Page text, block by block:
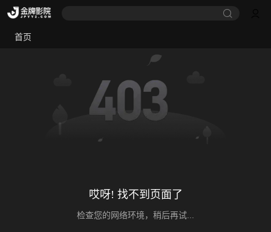
首页
哎呀! 找不到页面了
检查您的网络环境，稍后再试...